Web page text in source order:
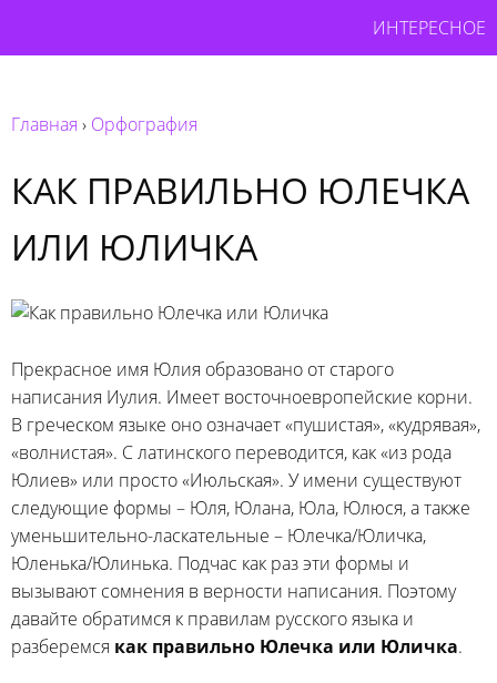
ИНТЕРЕСНОЕ
Главная › Орфография
КАК ПРАВИЛЬНО ЮЛЕЧКА
ИЛИ ЮЛИЧКА
Прекрасное имя Юлия образовано от старого
написания Иулия. Имеет восточноевропейские корни.
В греческом языке оно означает «пушистая», «кудрявая»,
«волнистая». С латинского переводится, как «из рода
Юлиев» или просто «Июльская». У имени существуют
следующие формы – Юля, Юлана, Юла, Юлюся, а также
уменьшительно-ласкательные – Юлечка/Юличка,
Юленька/Юлинька. Подчас как раз эти формы и
вызывают сомнения в верности написания. Поэтому
давайте обратимся к правилам русского языка и
разберемся как правильно Юлечка или Юличка.